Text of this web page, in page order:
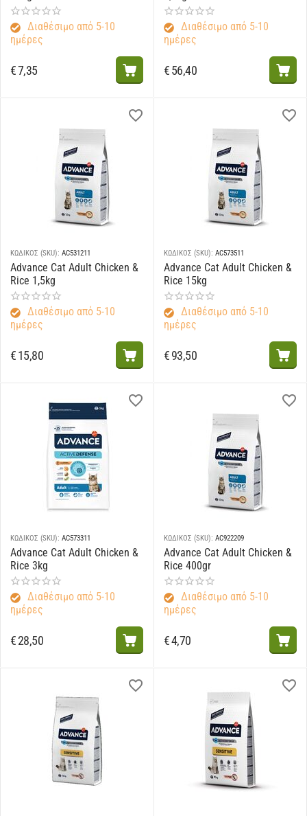
Διαθέσιμο από 5-10
ημέρες
€7,35
Διαθέσιμο από 5-10
ημέρες
€56,40
ΚΩΔΙΚΟΣ (SKU): AC531211
Advance Cat Adult Chicken &
Rice 1,5kg
Διαθέσιμο από 5-10
ημέρες
€15,80
ΚΩΔΙΚΟΣ (SKU): AC573511
Advance Cat Adult Chicken &
Rice 15kg
Διαθέσιμο από 5-10
ημέρες
€93,50
ΚΩΔΙΚΟΣ (SKU): AC573311
Advance Cat Adult Chicken &
Rice 3kg
Διαθέσιμο από 5-10
ημέρες
€28,50
ΚΩΔΙΚΟΣ (SKU): AC922209
Advance Cat Adult Chicken &
Rice 400gr
Διαθέσιμο από 5-10
ημέρες
€4,70